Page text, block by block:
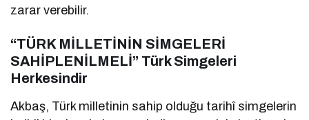
zarar verebilir.
“TÜRK MİLLETİNİN SİMGELERİ
SAHİPLENİLMELİ” Türk Simgeleri
Herkesindir
Akbaş, Türk milletinin sahip olduğu tarihî simgelerin